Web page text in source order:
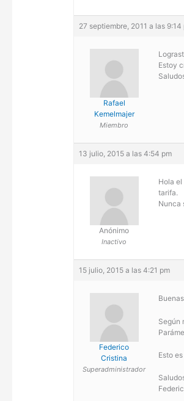
27 septiembre, 2011 a las 9:14
Rafael
Kemelmajer
Miembro
Estoy
13 julio, 2015 a las 4:54 pm
Anónimo
Inactivo
Hola
tarifa.
Nunca
15 julio, 2015 a las 4:21 pm
Federico
Cristina
Superadministrador
Según
Esto